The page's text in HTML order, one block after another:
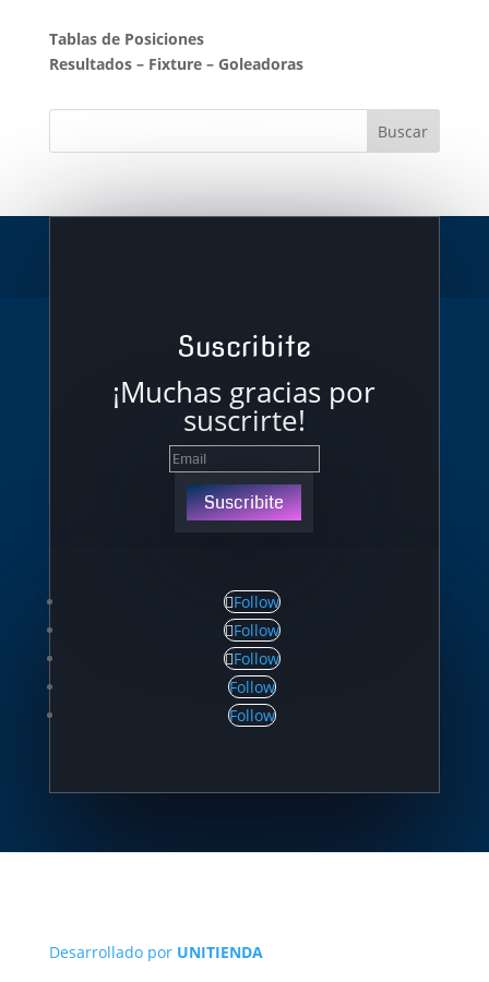
Tablas de Posiciones
Resultados– Fixture– Goleadoras
Suscribite
¡Muchas gracias por
suscrirte!
Suscribite
Follow
Follow
Follow
Follow
Follow
Desarrollado por UNITIENDA